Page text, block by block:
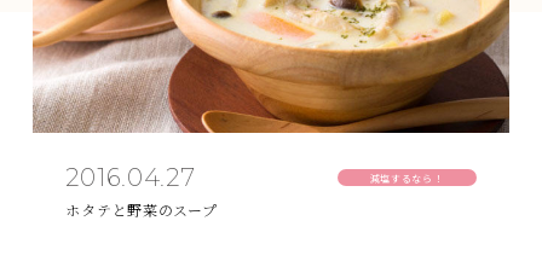
2016.04.27 減塩するなら！
ホタテと野菜のスープ